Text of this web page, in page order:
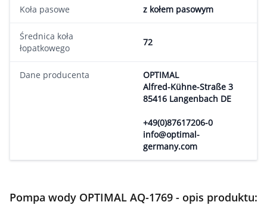
Koła pasowe z kołem pasowym
Średnica koła
łopatkowego
72
Dane producenta
OPTIMAL
Alfred-Kühne-Straße 3
85416 Langenbach DE
+49(0)87617206-0
info@optimal-
germany.com
Pompa wody OPTIMAL AQ-1769 - opis produktu: